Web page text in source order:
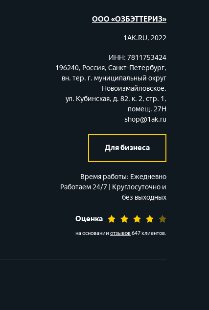
ООО «ОЗБЭТТЕРИЗ»
1AK.RU, 2022
ИНН: 7811753424
196240, Россия, Санкт-Петербург,
вн. тер. г. муниципальный округ
Новоизмайловское,
ул. Кубинская, д. 82, к. 2, стр. 1,
помещ. 27Н
shop@1ak.ru
Для бизнеса
Время работы: Ежедневно
Работаем 24/7 | Круглосуточно и
без выходных
Оценка
на основании отзывов647 клиентов.